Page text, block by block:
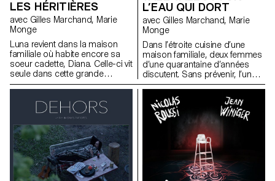
LES HÉRITIÈRES
avec Gilles Marchand, Marie
Monge
Luna revient dans la maison
familiale où habite encore sa
soeur cadette, Diana. Celle-ci vit
seule dans cette grande
maison vétuste, depuis la mort
L’EAU QUI DORT
avec Gilles Marchand, Marie
Monge
Dans l’étroite cuisine d’une
maison familiale, deux femmes
d’une quarantaine d’années
discutent. Sans prévenir, l’une
d’elle s’oublie et embrasse